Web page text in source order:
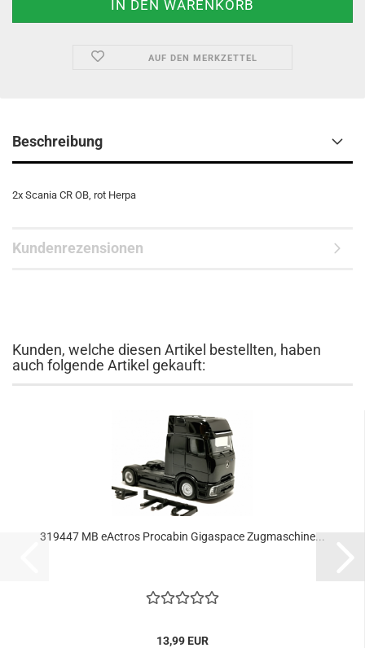
AUF DEN MERKZETTEL
Beschreibung
2x Scania CR OB, rot Herpa
Kundenrezensionen
Kunden, welche diesen Artikel bestellten, haben
auch folgende Artikel gekauft:
319447 MB eActros Procabin Gigaspace Zugmaschine...
13,99 EUR